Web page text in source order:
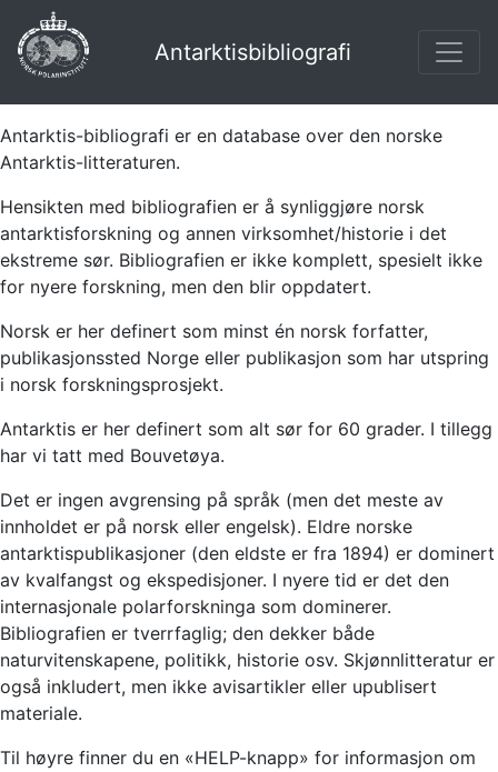
Antarktisbibliografi
Antarktis-bibliografi er en database over den norske
Antarktis-litteraturen.
Hensikten med bibliografien er å synliggjøre norsk
antarktisforskning og annen virksomhet/historie i det
ekstreme sør. Bibliografien er ikke komplett, spesielt ikke
for nyere forskning, men den blir oppdatert.
Norsk er her definert som minst én norsk forfatter,
publikasjonssted Norge eller publikasjon som har utspring
i norsk forskningsprosjekt.
Antarktis er her definert som alt sør for 60 grader. I tillegg
har vi tatt med Bouvetøya.
Det er ingen avgrensing på språk (men det meste av
innholdet er på norsk eller engelsk). Eldre norske
antarktispublikasjoner (den eldste er fra 1894) er dominert
av kvalfangst og ekspedisjoner. I nyere tid er det den
internasjonale polarforskninga som dominerer.
Bibliografien er tverrfaglig; den dekker både
naturvitenskapene, politikk, historie osv. Skjønnlitteratur er
også inkludert, men ikke avisartikler eller upublisert
materiale.
Til høyre finner du en «HELP-knapp» for informasjon om